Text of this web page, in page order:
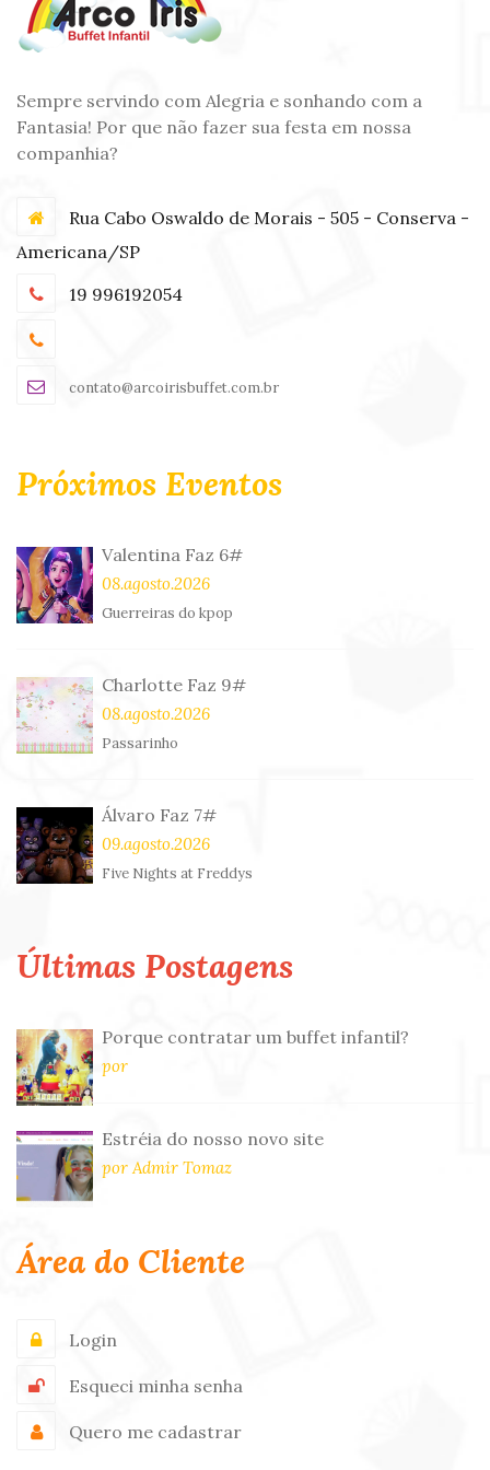
Sempre servindo com Alegria e sonhando com a
Fantasia! Por que não fazer sua festa em nossa
companhia?
Rua Cabo Oswaldo de Morais - 505 - Conserva -
Americana/SP
19 996192054
contato@arcoirisbuffet.com.br
Próximos Eventos
Valentina Faz 6#
08.agosto.2026
Guerreiras do kpop
Charlotte Faz 9#
08.agosto.2026
Passarinho
Álvaro Faz 7#
09.agosto.2026
Five Nights at Freddys
Últimas Postagens
Porque contratar um buffet infantil?
por
Estréia do nosso novo site
por Admir Tomaz
Área do Cliente
Login
Esqueci minha senha
Quero me cadastrar